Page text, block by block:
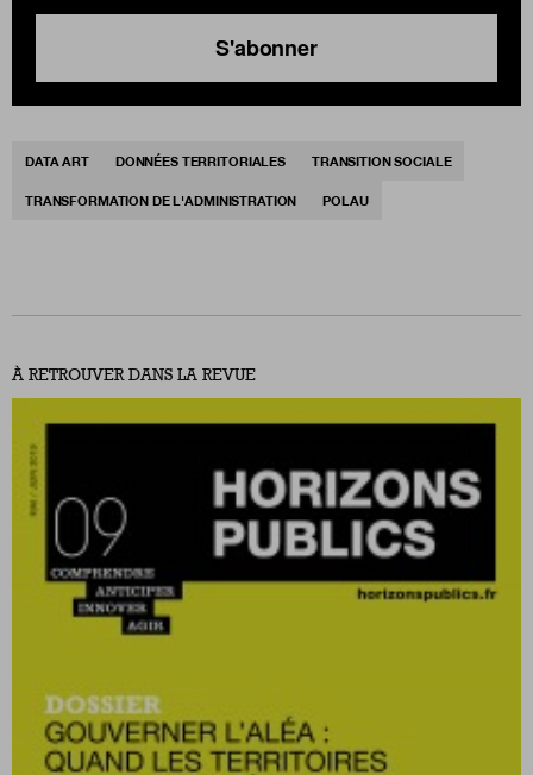
S'abonner
DATA ART DONNÉES TERRITORIALES TRANSITION SOCIALE
TRANSFORMATION DE L'ADMINISTRATION POLAU
À RETROUVER DANS LA REVUE